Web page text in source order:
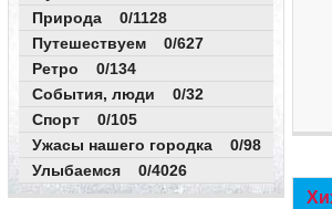
Природа 0/1128
Путешествуем 0/627
Ретро 0/134
События, люди 0/32
Спорт 0/105
Ужасы нашего городка 0/98
Улыбаемся 0/4026